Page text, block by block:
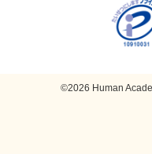
©2026 Human